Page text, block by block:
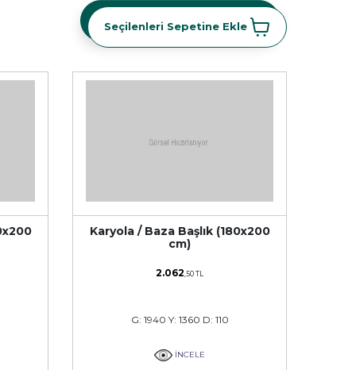
Seçilenleri Sepetine Ekle
Seçilenleri Sepetine Ekle
Karyola / Baza Başlık (180x200
cm)
2.062,50 TL
G: 1940 Y: 1360 D: 110
İNCELE